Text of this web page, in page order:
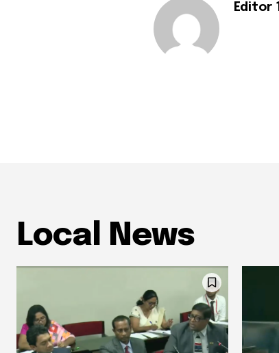
Editor 1
Local News